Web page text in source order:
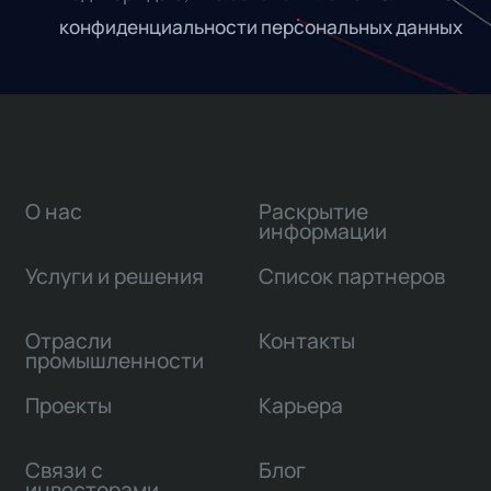
конфиденциальности персональных данных
О нас
Услуги и решения
Отрасли
промышленности
Проекты
Связи с
Раскрытие
информации
Список партнеров
Контакты
Карьера
Блог